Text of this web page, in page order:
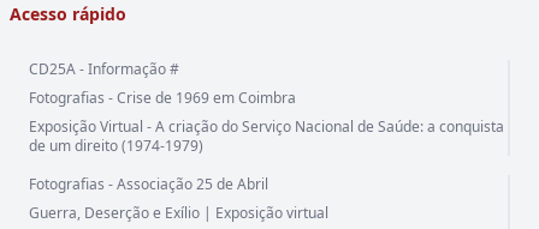
Acesso rápido
CD25A - Informação #
Fotografias - Crise de 1969 em Coimbra
Exposição Virtual - A criação do Serviço Nacional de Saúde: a conquista
de um direito (1974-1979)
Fotografias - Associação 25 de Abril
Guerra, Deserção e Exílio | Exposição virtual